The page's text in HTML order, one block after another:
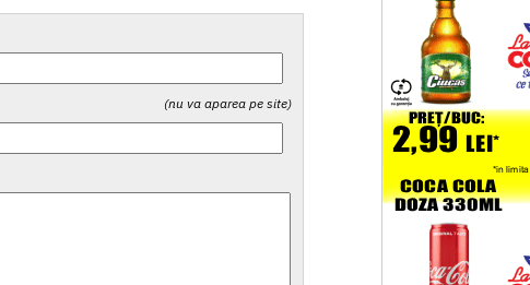
(nu va aparea pe site)